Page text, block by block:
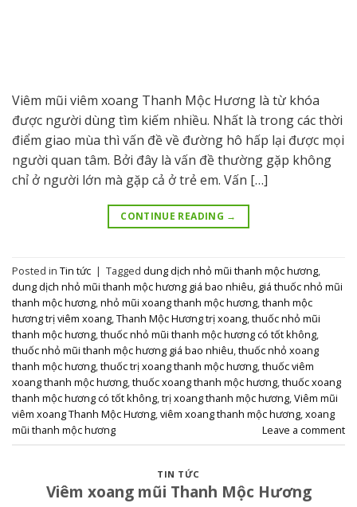
Viêm mũi viêm xoang Thanh Mộc Hương là từ khóa
được người dùng tìm kiếm nhiều. Nhất là trong các thời
điểm giao mùa thì vấn đề về đường hô hấp lại được mọi
người quan tâm. Bởi đây là vấn đề thường gặp không
chỉ ở người lớn mà gặp cả ở trẻ em. Vấn […]
CONTINUE READING →
Posted in Tin tức | Tagged dung dịch nhỏ mũi thanh mộc hương,
dung dịch nhỏ mũi thanh mộc hương giá bao nhiêu, giá thuốc nhỏ mũi
thanh mộc hương,nhỏ mũi xoang thanh mộc hương,thanh mộc
hương trị viêm xoang,Thanh Mộc Hương trị xoang,thuốc nhỏ mũi
thanh mộc hương,thuốc nhỏ mũi thanh mộc hương có tốt không,
thuốc nhỏ mũi thanh mộc hương giá bao nhiêu,thuốc nhỏ xoang
thanh mộc hương,thuốc trị xoang thanh mộc hương,thuốc viêm
xoang thanh mộc hương,thuốc xoang thanh mộc hương,thuốc xoang
thanh mộc hương có tốt không,trị xoang thanh mộc hương,Viêm mũi
viêm xoang Thanh Mộc Hương,viêm xoang thanh mộc hương,xoang
mũi thanh mộc hương
Leave a comment
TIN TỨC
Viêm xoang mũi Thanh Mộc Hương